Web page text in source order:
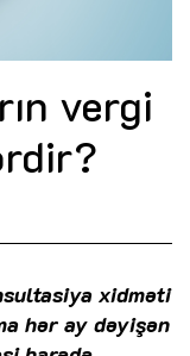
vergi
xidməti
hər ay dəyişən